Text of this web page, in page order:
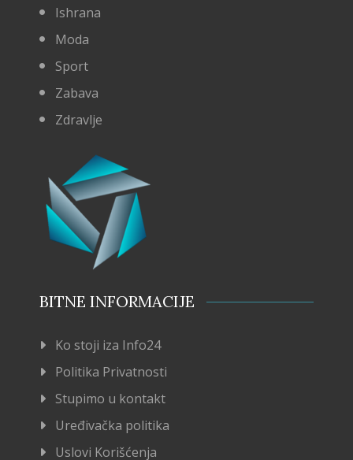
Ishrana
Moda
Sport
Zabava
Zdravlje
BITNE INFORMACIJE
Ko stoji iza Info24
Politika Privatnosti
Stupimo u kontakt
Uređivačka politika
Uslovi Korišćenja